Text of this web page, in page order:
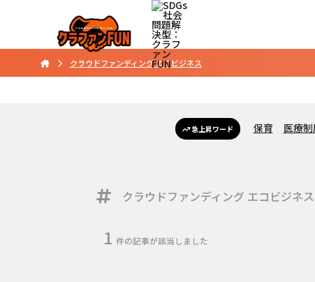
クラウドファンディング エコビジネス
急上昇ワード 保育 医療
クラウドファンディング エコビジネス
1 件の記事が該当しました